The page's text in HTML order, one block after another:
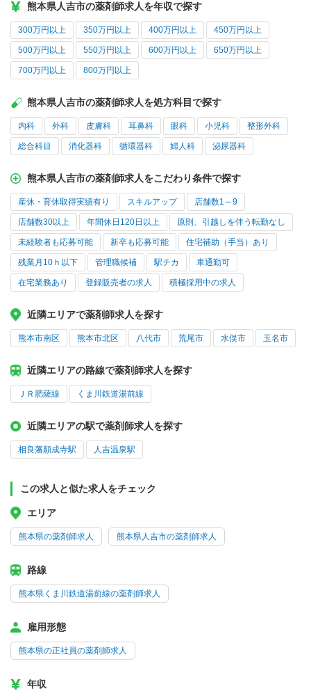
熊本県人吉市の薬剤師求人を年収で探す
300万円以上 350万円以上 400万円以上 450万円以上
500万円以上 550万円以上 600万円以上 650万円以上
700万円以上 800万円以上
熊本県人吉市の薬剤師求人を処方科目で探す
内科 外科 皮膚科 耳鼻科 眼科 小児科 整形外科
総合科目 消化器科 循環器科 婦人科 泌尿器科
熊本県人吉市の薬剤師求人をこだわり条件で探す
産休・育休取得実績有り スキルアップ 店舗数1～9
店舗数30以上 年間休日120日以上 原則、引越しを伴う転勤なし
未経験者も応募可能 新卒も応募可能 住宅補助（手当）あり
残業月10ｈ以下 管理職候補 駅チカ 車通勤可
在宅業務あり 登録販売者の求人 積極採用中の求人
近隣エリアで薬剤師求人を探す
熊本市南区 熊本市北区 八代市 荒尾市 水俣市 玉名市
近隣エリアの路線で薬剤師求人を探す
ＪＲ肥薩線 くま川鉄道湯前線
近隣エリアの駅で薬剤師求人を探す
相良藩願成寺駅 人吉温泉駅
この求人と似た求人をチェック
エリア
熊本県の薬剤師求人 熊本県人吉市の薬剤師求人
路線
熊本県くま川鉄道湯前線の薬剤師求人
雇用形態
熊本県の正社員の薬剤師求人
年収